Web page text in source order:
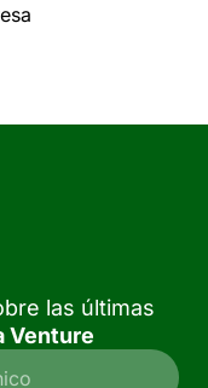
las últimas
Venture